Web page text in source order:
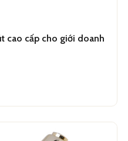
cao cấp cho giới doanh